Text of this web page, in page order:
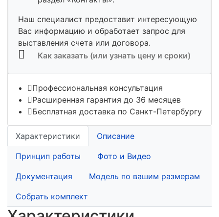
Наш специалист предоставит интересующую
Вас информацию и обработает запрос для
выставления счета или договора.
Как заказать (или узнать цену и сроки)
Профессиональная консультация
Расширенная гарантия до 36 месяцев
Бесплатная доставка по Санкт-Петербургу
Характеристики Описание
Принцип работы Фото и Видео
Документация Модель по вашим размерам
Собрать комплект